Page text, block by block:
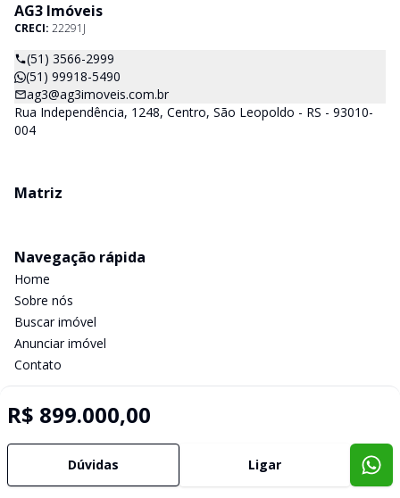
R$ 899.000,00
Dúvidas Ligar
AG3 Imóveis
CRECI: 22291J
(51) 3566-2999
(51) 99918-5490
ag3@ag3imoveis.com.br
Rua Independência, 1248, Centro, São Leopoldo - RS - 93010-
004
Matriz
Navegação rápida
Home
Sobre nós
Buscar imóvel
Anunciar imóvel
Contato
Selo de Tecnologia Loft